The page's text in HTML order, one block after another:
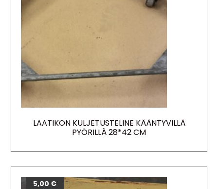
LAATIKON KULJETUSTELINE KÄÄNTYVILLÄ
PYÖRILLÄ 28*42 CM
5,00 €